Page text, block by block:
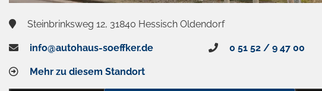
Steinbrinksweg 12, 31840 Hessisch Oldendorf
info@autohaus-soeffker.de 0 51 52 / 9 47 00
Mehr zu diesem Standort